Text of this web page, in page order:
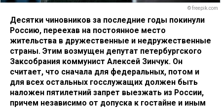
© freepik.com
Десятки чиновников за последние годы покинули
Россию, переехав на постоянное место
жительства в дружественные и недружественные
страны. Этим возмущен депутат петербургского
Заксобрания коммунист Алексей Зинчук. Он
считает, что сначала для федеральных, потом и
для всех остальных госслужащих должен быть
наложен пятилетний запрет выезжать из России,
причем независимо от допуска к гостайне и иным